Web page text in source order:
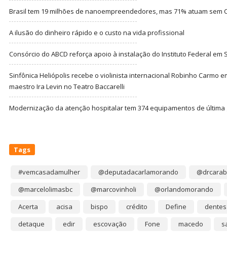
Brasil tem 19 milhões de nanoempreendedores, mas 71% atuam sem
A ilusão do dinheiro rápido e o custo na vida profissional
Consórcio do ABCD reforça apoio à instalação do Instituto Federal em
Sinfônica Heliópolis recebe o violinista internacional Robinho Carmo
maestro Ira Levin no Teatro Baccarelli
Modernização da atenção hospitalar tem 374 equipamentos de última
Tags
#vemcasadamulher @deputadacarlamorando
@marcelolimasbc
@marcovinholi
@orlandomorando
Acerta
acisa bispo crédito Define
dentes
detaque
edir escovação Fone macedo